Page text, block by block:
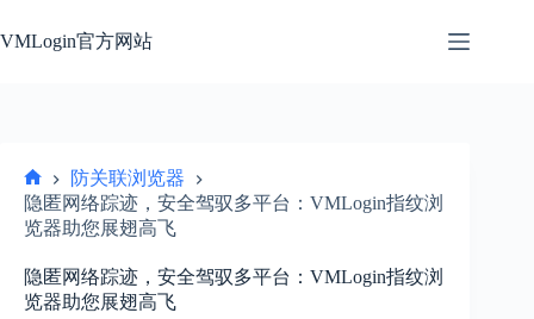
过
VMLogin官方网站
首
页
防关联浏览器
隐匿网络踪迹，安全驾驭多平台：VMLogin指纹浏
览器助您展翅高飞
隐匿网络踪迹，安全驾驭多平台：VMLogin指纹浏
览器助您展翅高飞